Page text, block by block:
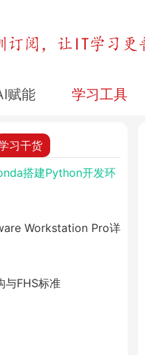
赋能 学习工具
习干货
从 VLAN 规划到连通
搭建Python开发环
Workstation Pro详
与FHS标准